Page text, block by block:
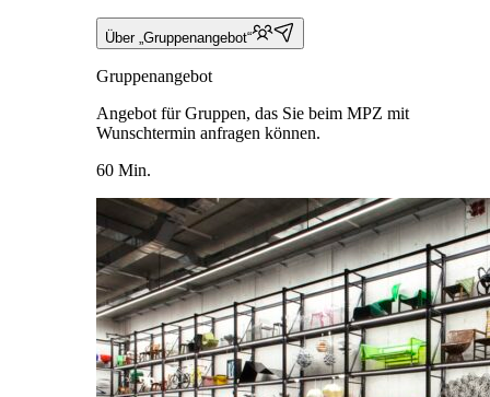
Über „Gruppenangebot“
Gruppenangebot
Angebot für Gruppen, das Sie beim MPZ mit
Wunschtermin anfragen können.
60 Min.